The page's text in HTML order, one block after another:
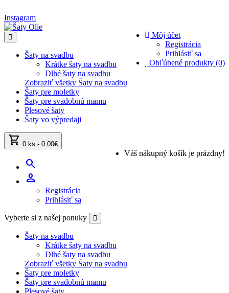
Instagram
Môj účet
Registrácia
Prihlásiť sa
Obľúbené produkty (0)
Šaty na svadbu
Krátke šaty na svadbu
Dlhé šaty na svadbu
Zobraziť všetky Šaty na svadbu
Šaty pre moletky
Šaty pre svadobnú mamu
Plesové šaty
Šaty vo výpredaji
shopping_cart 0 ks - 0.00€
Váš nákupný košík je prázdny!
search
person
Registrácia
Prihlásiť sa
Vyberte si z našej ponuky
Šaty na svadbu
Krátke šaty na svadbu
Dlhé šaty na svadbu
Zobraziť všetky Šaty na svadbu
Šaty pre moletky
Šaty pre svadobnú mamu
Plesové šaty